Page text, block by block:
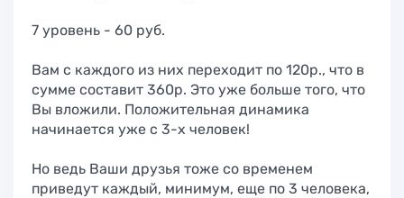
7 уровень - 60 руб.
Вам с каждого из них переходит по 120р., что в
сумме составит 360р. Это уже больше того, что
Вы вложили. Положительная динамика
начинается уже с 3-х человек!
Но ведь Ваши друзья тоже со временем
приведут каждый, минимум, еще по 3 человека,